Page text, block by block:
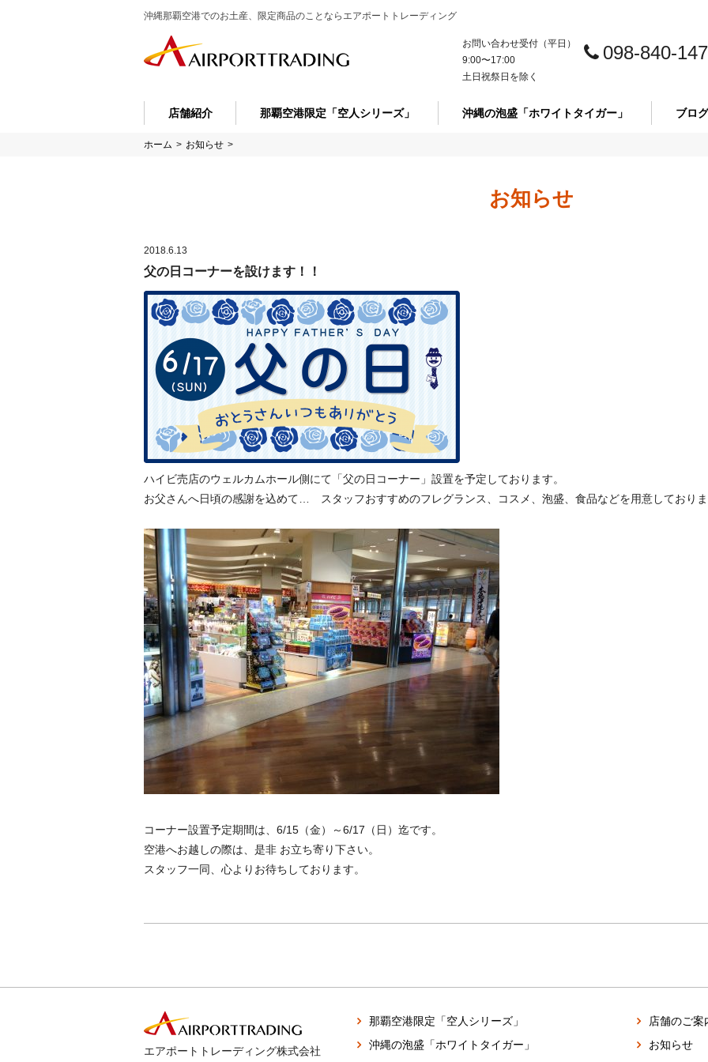
沖縄那覇空港でのお土産、限定商品のことなら エアポートトレーディング
お問い合わせ受付（平日）
9:00〜17:00
土日祝祭日を除く
098-840-
店舗紹介 那覇空港限定「空人シリーズ」 沖縄の泡盛「ホワイトタイガー」 ブログ
ホーム > お知らせ >
お知らせ
2018.6.13
父の日コーナーを設けます！！
ハイビ売店のウェルカムホール側にて「父の日コーナー」設置を予定しております。
お父さんへ日頃の感謝を込めて… スタッフおすすめのフレグランス、コスメ、泡盛、食品などを用意しており
コーナー設置予定期間は、6/15（金）～6/17（日）迄です。
空港へお越しの際は、是非 お立ち寄り下さい。
スタッフ一同、心よりお待ちしております。
エアポートトレーディング株式会社
那覇空港限定「空人シリーズ」
沖縄の泡盛「ホワイトタイガー」
店舗のご案
お知らせ